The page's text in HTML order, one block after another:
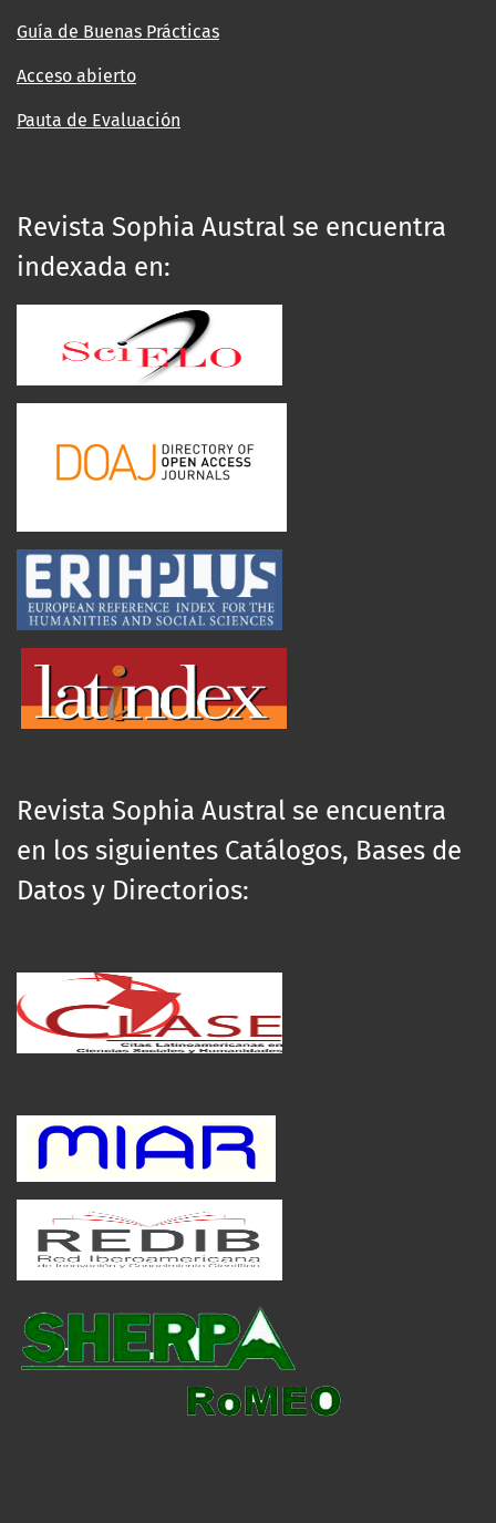
Guía de Buenas Prácticas
Acceso abierto
Pauta de Evaluación
Revista Sophia Austral se encuentra
indexada en:
Revista Sophia Austral se encuentra
en los siguientes Catálogos, Bases de
Datos y Directorios: